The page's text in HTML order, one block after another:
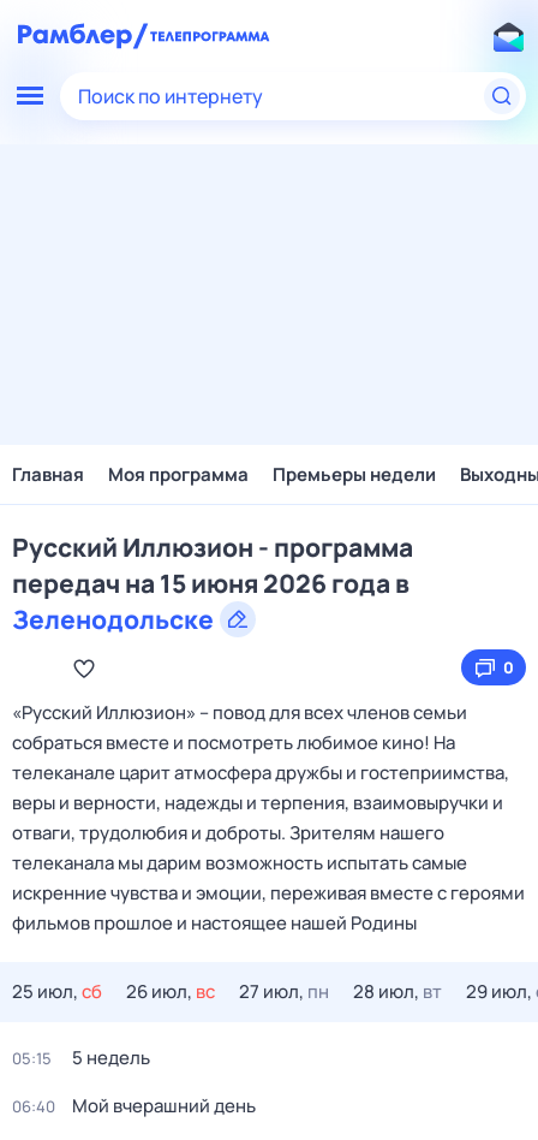
Поиск по интернету
Главная Моя программа Премьеры недели
Русский Иллюзион - программа
передач на 15 июня 2026 года в
Зеленодольске
0
«Русский Иллюзион» – повод для всех членов семьи
собраться вместе и посмотреть любимое кино! На
телеканале царит атмосфера дружбы и гостеприимства,
веры и верности, надежды и терпения, взаимовыручки и
отваги, трудолюбия и доброты. Зрителям нашего
телеканала мы дарим возможность испытать самые
искренние чувства и эмоции, переживая вместе с героями
фильмов прошлое и настоящее нашей Родины
25 июл,сб 26 июл, вс 27 июл, пн 28 июл, вт 29 июл,
05:15 5 недель
06:40 Мой вчерашний день